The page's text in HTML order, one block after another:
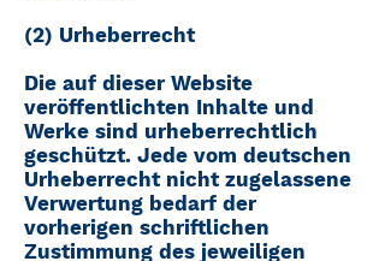
(2) Urheberrecht
Die auf dieser Website
veröffentlichten Inhalte und
Werke sind urheberrechtlich
geschützt. Jede vom deutschen
Urheberrecht nicht zugelassene
Verwertung bedarf der
vorherigen schriftlichen
Zustimmung des jeweiligen